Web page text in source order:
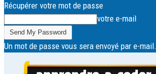
Récupérer votre mot de passe
votre e-mail
Un mot de passe vous sera envoyé par e-mail.